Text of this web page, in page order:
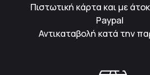
Πιστωτική κάρτα και με
Paypal
Αντικαταβολή κατά την